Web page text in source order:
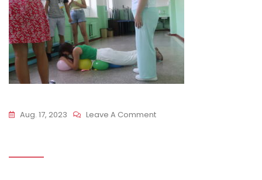
Aug. 17, 2023 Leave A CommentOn